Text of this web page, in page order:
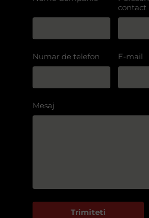
contact
Numar de telefon E-mail
Mesaj
Trimiteti